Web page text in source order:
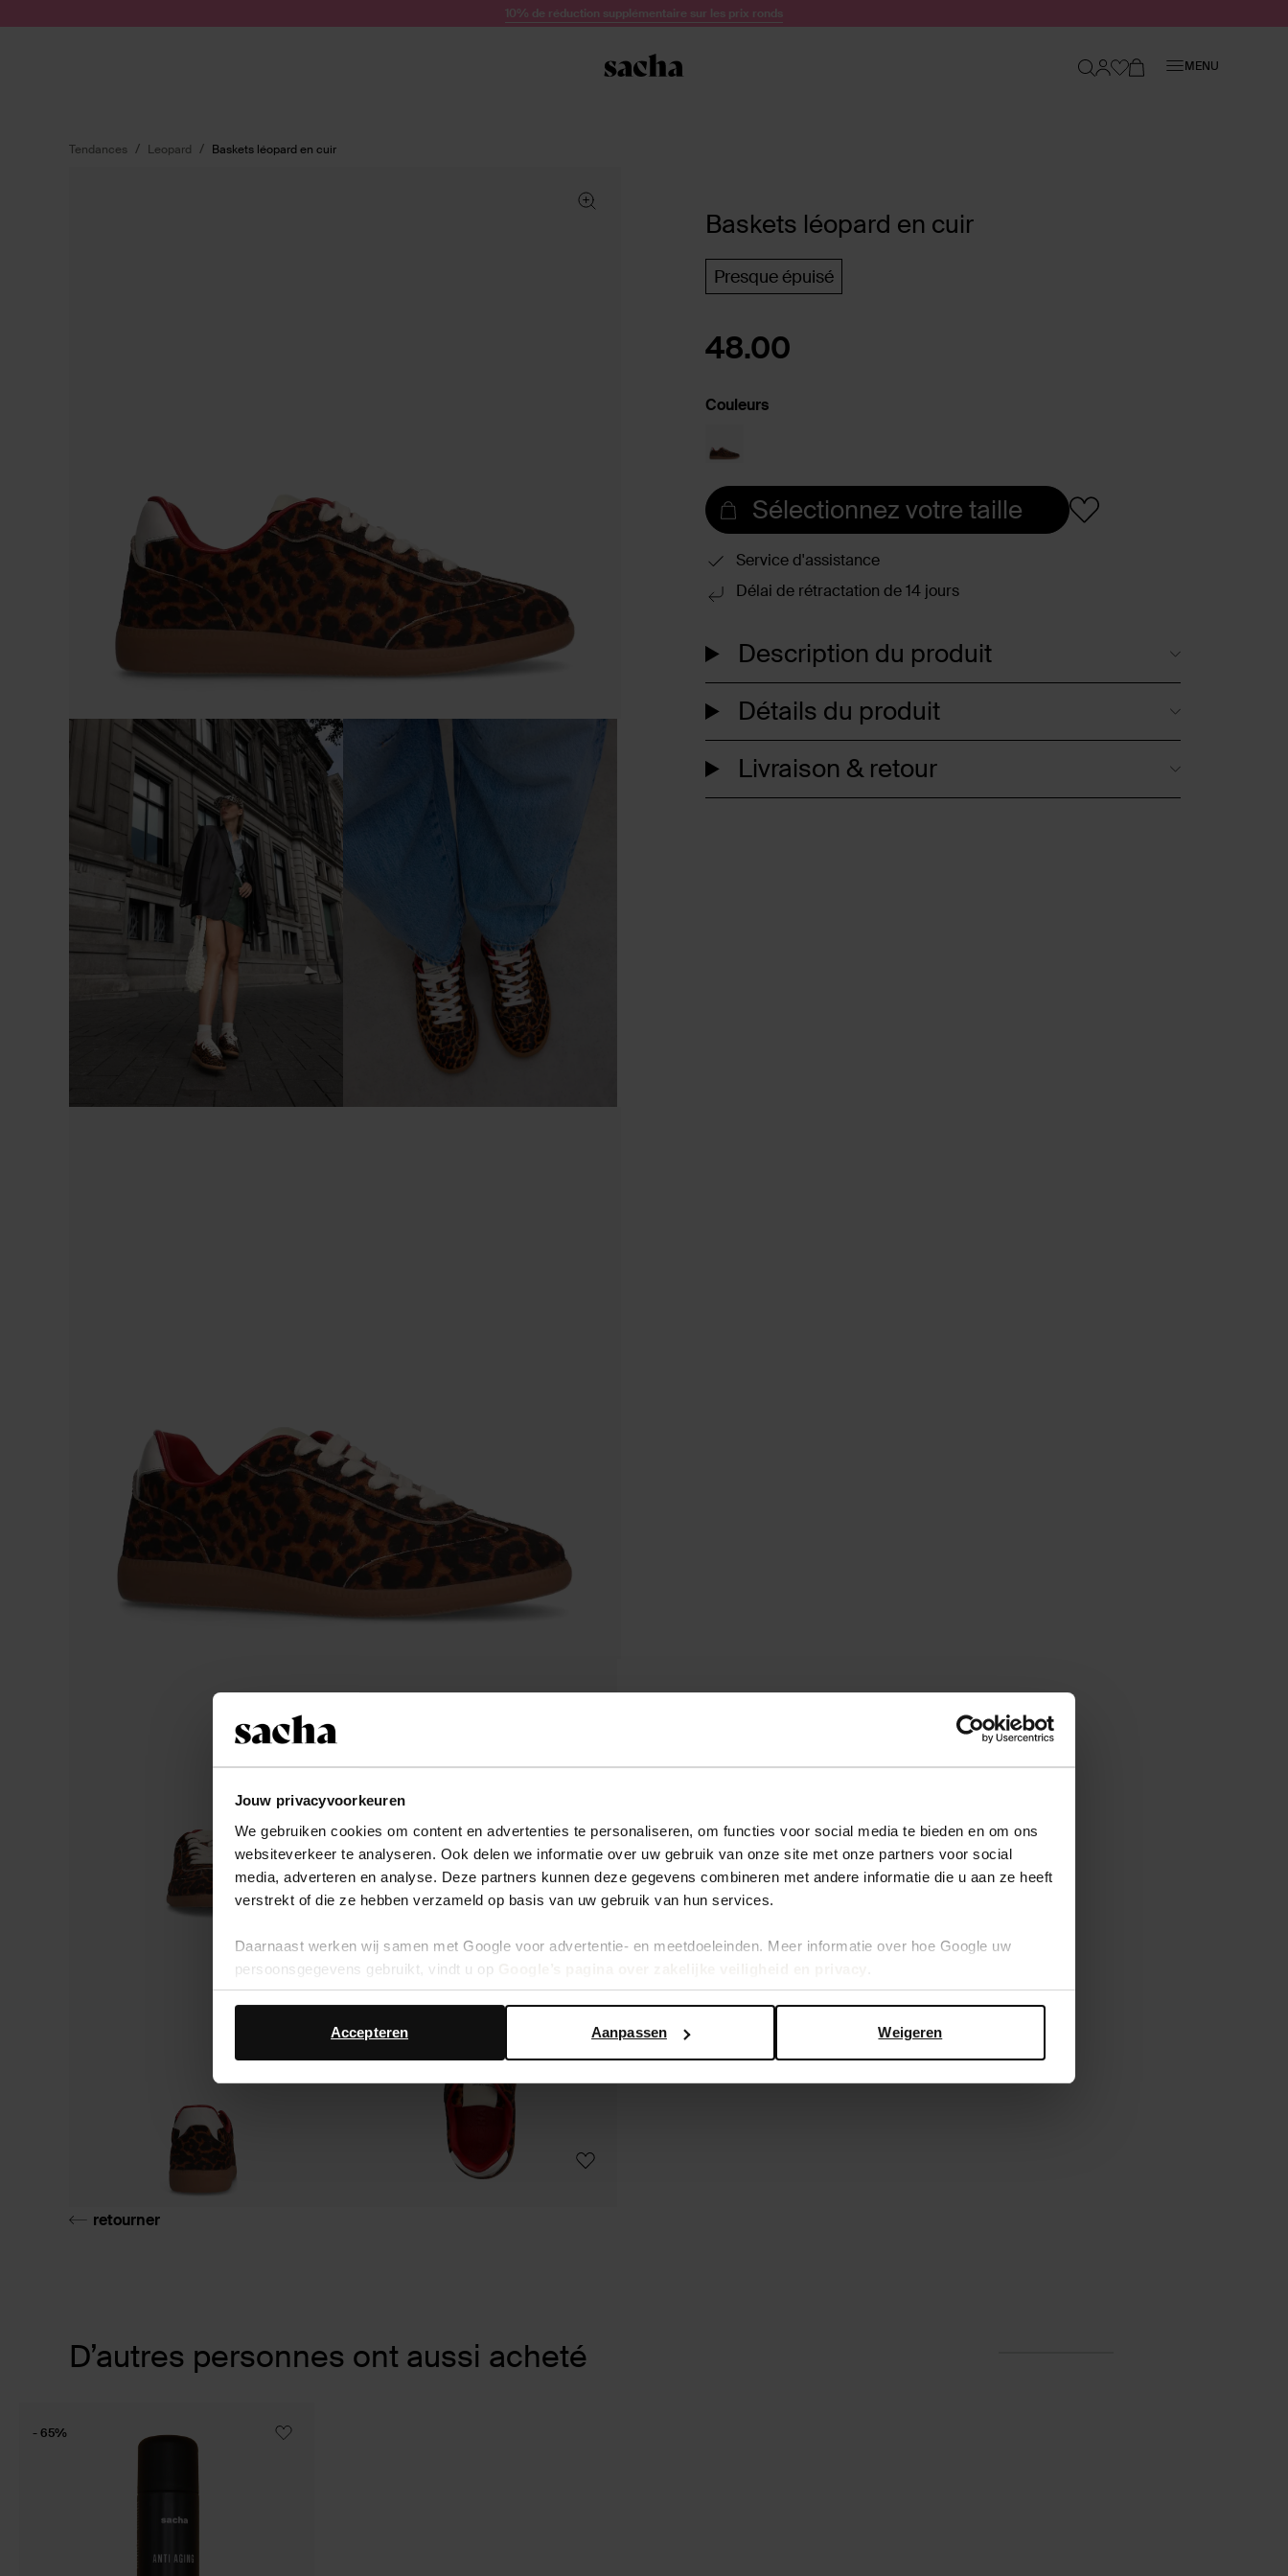
Jouw privacyvoorkeuren
We gebruiken cookies om content en advertenties te personaliseren, om functies voor social media te bieden en om ons
websiteverkeer te analyseren. Ook delen we informatie over uw gebruik van onze site met onze partners voor social
media, adverteren en analyse. Deze partners kunnen deze gegevens combineren met andere informatie die u aan ze heeft
verstrekt of die ze hebben verzameld op basis van uw gebruik van hun services.
Daarnaast werken wij samen met Google voor advertentie- en meetdoeleinden. Meer informatie over hoe Google uw
persoonsgegevens gebruikt, vindt u op
Weigeren
Aanpassen
Accepteren
10% de réduction supplémentaire sur les prix ronds
MENU
Tendances Leopard Baskets léopard en cuir
Baskets léopard en cuir
Presque épuisé
48.00
Couleurs
Sélectionnez votre taille
Service d'assistance
Délai de rétractation de 14 jours
Description du produit
Détails du produit
Livraison & retour
retourner
D’autres personnes ont aussi acheté
- 65%